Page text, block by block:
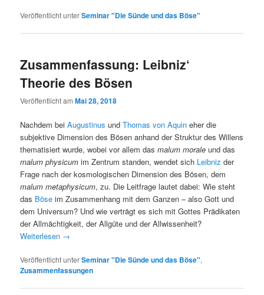
Veröffentlicht unterSeminar "Die Sünde und das Böse"
Zusammenfassung: Leibniz‘
Theorie des Bösen
Veröffentlicht amMai 28, 2018
Nachdem beiAugustinus undThomas von Aquin eher die
subjektive Dimension des Bösen anhand der Struktur des Willens
thematisiert wurde, wobei vor allem dasmalum morale und das
malum physicum im Zentrum standen, wendet sich Leibniz der
Frage nach der kosmologischen Dimension des Bösen, dem
malum metaphysicum, zu. Die Leitfrage lautet dabei: Wie steht
das Böse im Zusammenhang mit dem Ganzen – also Gott und
dem Universum? Und wie verträgt es sich mit Gottes Prädikaten
der Allmächtigkeit, der Allgüte und der Allwissenheit?
Weiterlesen →
Veröffentlicht unterSeminar "Die Sünde und das Böse",
Zusammenfassungen